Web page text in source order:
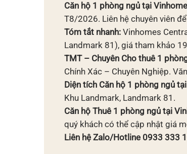
Căn hộ 1 phòng ngủ tại
T8/2026. Liên hệ chuyên viên
Tóm tắt nhanh: Vinhomes
Landmark 81), giá tham khảo
TMT – Chuyên Cho thuê 1
Chính Xác – Chuyên Nghiệp.
Diện tích Căn hộ 1 phòng ngủ
Khu Landmark, Landmark 81.
Căn hộ Thuê 1 phòng ngủ tại
quý khách có thể cập nhật giá
Liên hệ Zalo/Hotline 0933 333